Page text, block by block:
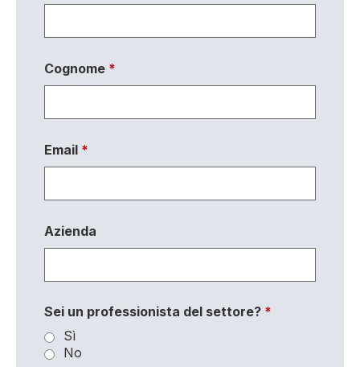
Cognome *
Email *
Azienda
Sei un professionista del settore? *
Sì
No